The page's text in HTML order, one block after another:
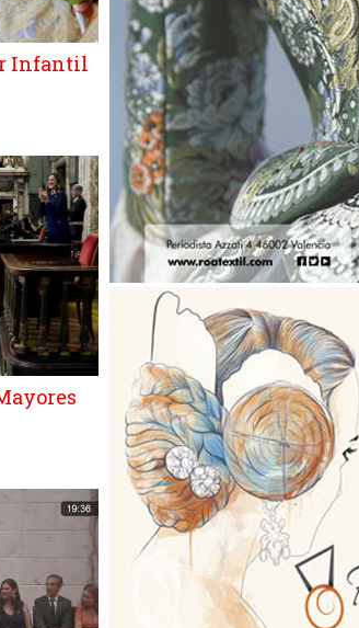
Infantil